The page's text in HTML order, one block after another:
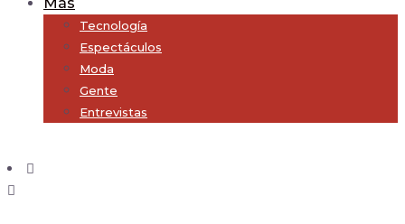
Tecnología
Espectáculos
Moda
Gente
Entrevistas